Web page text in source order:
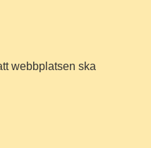
webbplatsen ska